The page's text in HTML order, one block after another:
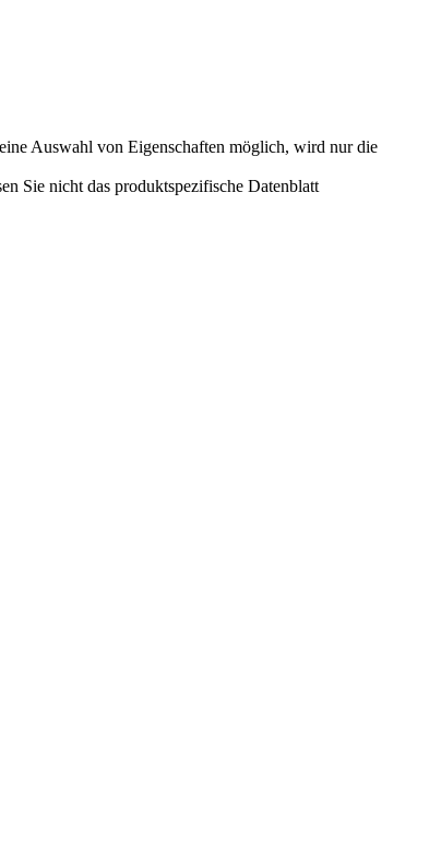
Auswahl von Eigenschaften möglich, wird nur die
Sie nicht das produktspezifische Datenblatt